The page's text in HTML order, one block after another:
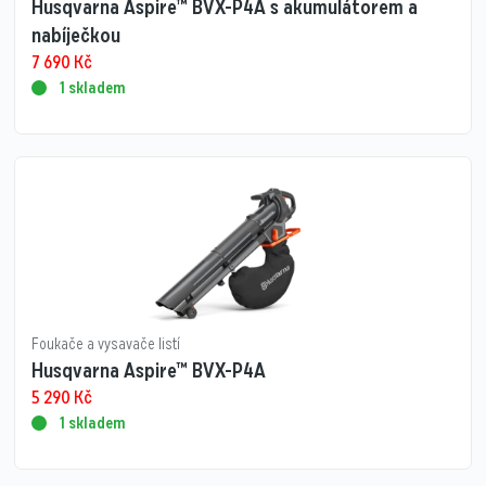
Husqvarna Aspire™ BVX-P4A s akumulátorem a
nabíječkou
7 690 Kč
1 skladem
Foukače a vysavače listí
Husqvarna Aspire™ BVX-P4A
5 290 Kč
1 skladem